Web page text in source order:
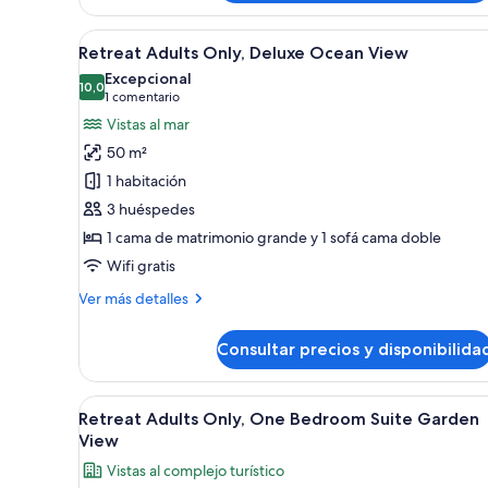
Junior
Suite
Ocean
View
Abrir
todas
las
fotos
de
Retreat
Adults
Only,
Deluxe
Ocean
View
Un balcón con vista al mar,
8
Retreat Adults Only, Deluxe Ocean View
10,010,0 de 10
Excepcional
1 comentario
(1 comentario)
Vistas al mar
50 m²
1 habitación
3 huéspedes
1 cama de matrimonio grande y 1 sofá cama doble
Wifi gratis
Ver más detalles
Más
Adults
Only,
Deluxe
Ocean
Consultar precios y
Abrir
todas
las
fotos
Un dormitorio amplio con
11
Retreat Adults Only, One Bedroom Suite Garden
View
Vistas al complejo turístico